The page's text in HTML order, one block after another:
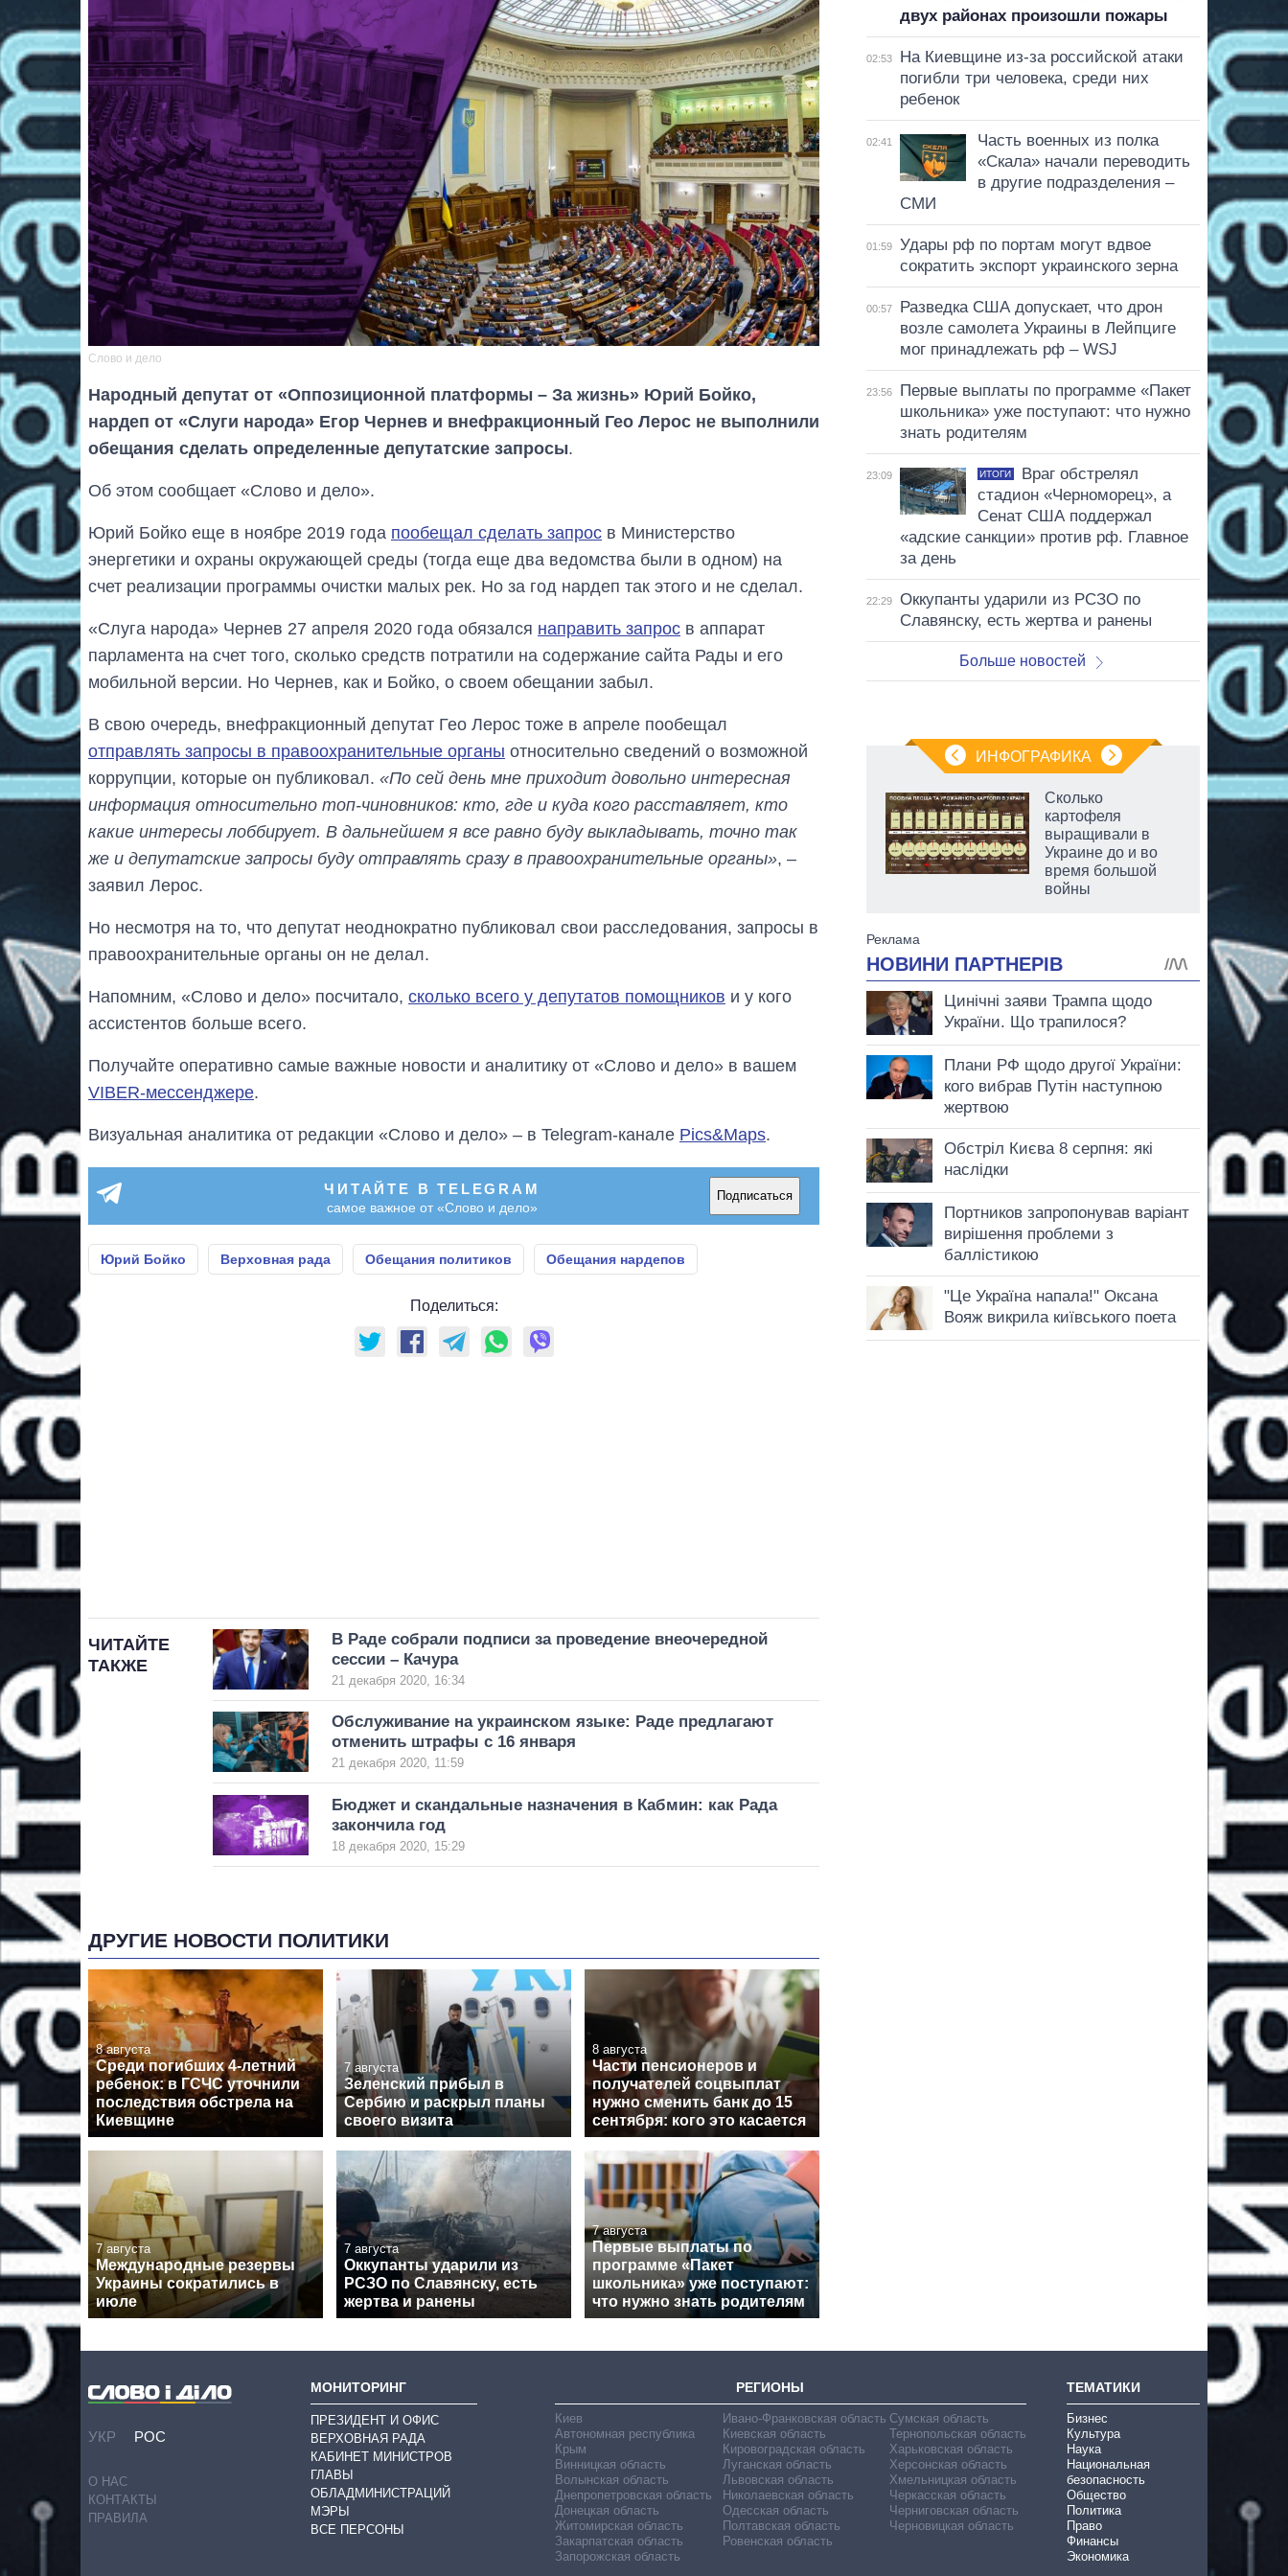
Слово и дело
Народный депутат от «Оппозиционной платформы – За жизнь» Юрий Бойко,
нардеп от «Слуги народа» Егор Чернев и внефракционный Гео Лерос не выполнили
обещания сделать определенные депутатские запросы.
Об этом сообщает «Слово и дело».
Юрий Бойко еще в ноябре 2019 года пообещал сделать запрос в Министерство
энергетики и охраны окружающей среды (тогда еще два ведомства были в одном) на
счет реализации программы очистки малых рек. Но за год нардеп так этого и не сделал.
«Слуга народа» Чернев 27 апреля 2020 года обязался направить запрос в аппарат
парламента на счет того, сколько средств потратили на содержание сайта Рады и его
мобильной версии. Но Чернев, как и Бойко, о своем обещании забыл.
В свою очередь, внефракционный депутат Гео Лерос тоже в апреле пообещал
отправлять запросы в правоохранительные органы относительно сведений о возможной
коррупции, которые он публиковал. «По сей день мне приходит довольно интересная
информация относительно топ-чиновников: кто, где и куда кого расставляет, кто
какие интересы лоббирует. В дальнейшем я все равно буду выкладывать, точно так
же и депутатские запросы буду отправлять сразу в правоохранительные органы», –
заявил Лерос.
Но несмотря на то, что депутат неоднократно публиковал свои расследования, запросы в
правоохранительные органы он не делал.
Напомним, «Слово и дело» посчитало, сколько всего у депутатов помощников и у кого
ассистентов больше всего.
Получайте оперативно самые важные новости и аналитику от «Слово и дело» в вашем
VIBER-мессенджере.
Визуальная аналитика от редакции «Слово и дело» – в Telegram-канале Pics&Maps.
ЧИТАЙТЕ В TELEGRAM
самое важное от «Слово и дело»
Подписаться
Юрий Бойко Верховная рада Обещания политиков Обещания нардепов
Поделиться:
ЧИТАЙТЕ
ТАКЖЕ
В Раде собрали подписи за проведение внеочередной
сессии – Качура
21 декабря 2020, 16:34
Обслуживание на украинском языке: Раде предлагают
отменить штрафы с 16 января
21 декабря 2020, 11:59
Бюджет и скандальные назначения в Кабмин: как Рада
закончила год
18 декабря 2020, 15:29
ДРУГИЕ НОВОСТИ ПОЛИТИКИ
8 августа
Среди погибших 4-летний
ребенок: в ГСЧС уточнили
последствия обстрела на
Киевщине
7 августа
Зеленский прибыл в
Сербию и раскрыл планы
своего визита
8 августа
Части пенсионеров и
получателей соцвыплат
нужно сменить банк до 15
сентября: кого это касается
7 августа
Международные резервы
Украины сократились в
июле
7 августа
Оккупанты ударили из
РСЗО по Славянску, есть
жертва и ранены
7 августа
Первые выплаты по
программе «Пакет
школьника» уже поступают:
что нужно знать родителям
двух районах произошли пожары
02:53
На Киевщине из-за российской атаки
погибли три человека, среди них
ребенок
02:41
Часть военных из полка
«Скала» начали переводить
в другие подразделения –
СМИ
01:59
Удары рф по портам могут вдвое
сократить экспорт украинского зерна
00:57
Разведка США допускает, что дрон
возле самолета Украины в Лейпциге
мог принадлежать рф – WSJ
23:56
Первые выплаты по программе «Пакет
школьника» уже поступают: что нужно
знать родителям
23:09 ИТОГИ
Враг обстрелял
стадион «Черноморец», а
Сенат США поддержал
«адские санкции» против рф. Главное
за день
22:29
Оккупанты ударили из РСЗО по
Славянску, есть жертва и ранены
Больше новостей
ИНФОГРАФИКА
От 1 месяца – до 5
лет: кто и как долго
занимал
должность
руководителя СВР
Сколько
картофеля
выращивали в
Украине до и во
время большой
войны
УКР РОС
О НАС
КОНТАКТЫ
ПРАВИЛА
МОНИТОРИНГ
ПРЕЗИДЕНТ И ОФИС
ВЕРХОВНАЯ РАДА
КАБИНЕТ МИНИСТРОВ
ГЛАВЫ
ОБЛАДМИНИСТРАЦИЙ
МЭРЫ
ВСЕ ПЕРСОНЫ
РЕГИОНЫ
Киев
Автономная республика
Крым
Винницкая область
Волынская область
Днепропетровская область
Донецкая область
Житомирская область
Закарпатская область
Запорожская область
Ивано-Франковская область
Киевская область
Кировоградская область
Луганская область
Львовская область
Николаевская область
Одесская область
Полтавская область
Ровенская область
Сумская область
Тернопольская область
Харьковская область
Херсонская область
Хмельницкая область
Черкасская область
Черниговская область
Черновицкая область
ТЕМАТИКИ
Бизнес
Культура
Наука
Национальная
безопасность
Общество
Политика
Право
Финансы
Экономика